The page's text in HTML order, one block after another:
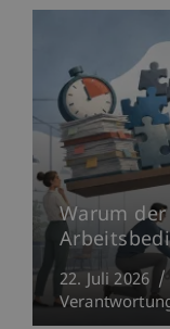
Warum
22. Juli 2026